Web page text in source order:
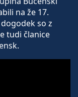
na že 17.
so z
tudi članice